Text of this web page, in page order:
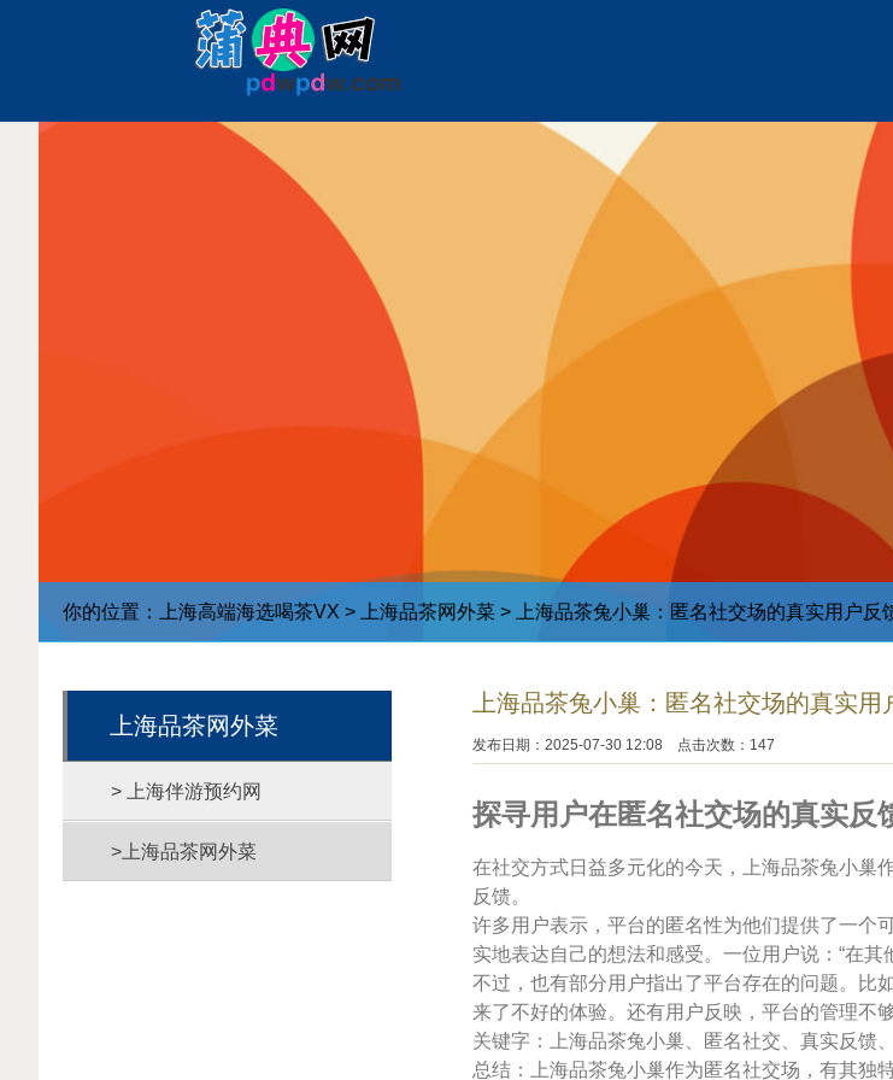
你的位置： 上海高端海选喝茶VX > 上海品茶网外菜 > 上海品茶兔小巢：匿名社交场的真实用户反
上海品茶网外菜
> 上海伴游预约网
>上海品茶网外菜
上海品茶兔小巢：匿名社交场的真实用
发布日期：2025-07-30 12:08 点击次数：147
探寻用户在匿名社交场的真实反
在社交方式日益多元化的今天，上海品茶兔小巢
反馈。
许多用户表示，平台的匿名性为他们提供了一个
实地表达自己的想法和感受。一位用户说：“在
不过，也有部分用户指出了平台存在的问题。比
来了不好的体验。还有用户反映，平台的管理不
关键字：上海品茶兔小巢、匿名社交、真实反馈
总结：上海品茶兔小巢作为匿名社交场，有其独